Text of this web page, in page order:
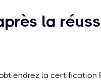
la
la certification